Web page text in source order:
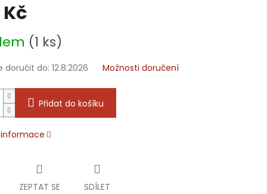
(1 ks)
doručit do: 12.8.2026 Možnosti doručení
Přidat do košíku
ZEPTAT SE SDÍLET